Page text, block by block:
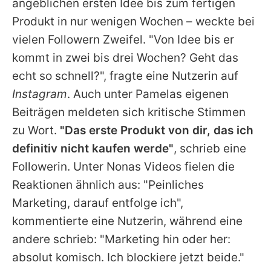
angeblichen ersten Idee bis zum fertigen
Produkt in nur wenigen Wochen – weckte bei
vielen Followern Zweifel. "Von Idee bis er
kommt in zwei bis drei Wochen? Geht das
echt so schnell?", fragte eine Nutzerin auf
Instagram. Auch unter Pamelas eigenen
Beiträgen meldeten sich kritische Stimmen
zu Wort. "Das erste Produkt von dir, das ich
definitiv nicht kaufen werde", schrieb eine
Followerin. Unter Nonas Videos fielen die
Reaktionen ähnlich aus: "Peinliches
Marketing, darauf entfolge ich",
kommentierte eine Nutzerin, während eine
andere schrieb: "Marketing hin oder her:
absolut komisch. Ich blockiere jetzt beide."